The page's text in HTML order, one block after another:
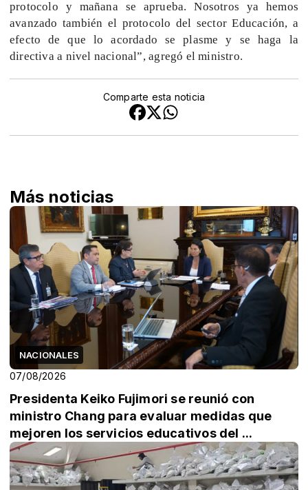
protocolo y mañana se aprueba. Nosotros ya hemos
avanzado también el protocolo del sector Educación, a
efecto de que lo acordado se plasme y se haga la
directiva a nivel nacional”, agregó el ministro.
Comparte esta noticia
Más noticias
NACIONALES
07/08/2026
Presidenta Keiko Fujimori se reunió con
ministro Chang para evaluar medidas que
mejoren los servicios educativos del ...